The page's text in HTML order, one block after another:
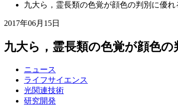
九大ら，霊長類の色覚が顔色の判別に優れ
2017年06月15日
九大ら，霊長類の色覚が顔色
ニュース
ライフサイエンス
光関連技術
研究開発